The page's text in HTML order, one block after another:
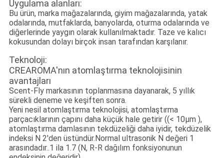
Uygulama alanları:
Bu ürün, marka mağazalarında, giyim mağazalarında, yatak
odalarında, mutfaklarda, banyolarda, oturma odalarında ve
diğerlerinde yaygın olarak kullanılmaktadır. Taze ve kalıcı
kokusundan dolayı birçok insan tarafından karşılanır.
Teknoloji:
CREAROMA'nın atomlaştırma teknolojisinin
avantajları
Scent-Fly markasının toplanmasına dayanarak, 5 yıllık
sürekli deneme ve keşiften sonra.
Yeni nesil atomlaştırma teknolojisi, atomlaştırma
parçacıklarının çapını daha küçük hale getirir ((< 10μm ),
atomlaştırma damlasının tekdüzeliği daha iyidir, tekdüzelik
indeksi N 2'den üstündür.Normal ultrasonik N değeri 1
arasındadır..1 ila 1.7 (N, R-R dağılım fonksiyonunun